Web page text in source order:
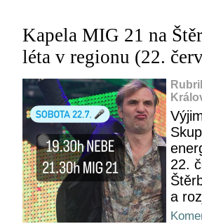
Kapela MIG 21 na
léta v regionu (22.
22.
a